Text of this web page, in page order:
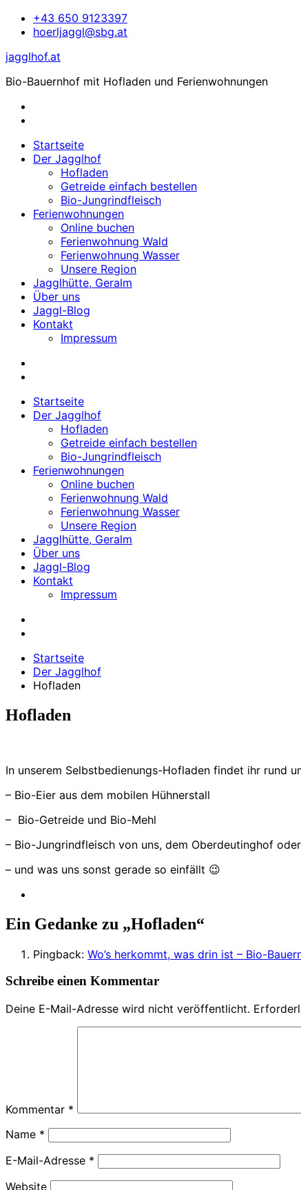
Zum
Inhalt
+43 650 9123397
hoerljaggl@sbg.at
jagglhof.at
Bio-Bauernhof mit Hofladen und Ferienwohnungen
Startseite
Der Jagglhof
Hofladen
Getreide einfach bestellen
Bio-Jungrindfleisch
Ferienwohnungen
Online buchen
Ferienwohnung Wald
Ferienwohnung Wasser
Unsere Region
Jagglhütte, Geralm
Über uns
Jaggl-Blog
Kontakt
Impressum
Startseite
Der Jagglhof
Hofladen
Getreide einfach bestellen
Bio-Jungrindfleisch
Ferienwohnungen
Online buchen
Ferienwohnung Wald
Ferienwohnung Wasser
Unsere Region
Jagglhütte, Geralm
Über uns
Jaggl-Blog
Kontakt
Impressum
Startseite
Der Jagglhof
Hofladen
Hofladen
In unserem Selbstbedienungs-Hofladen findet ihr rund
– Bio-Eier aus dem mobilen Hühnerstall
– Bio-Getreide und Bio-Mehl
– Bio-Jungrindfleisch von uns, dem Oberdeutinghof
– und was uns sonst gerade so einfällt 😉
Ein Gedanke zu „Hofladen“
Pingback: Wo’s herkommt, was drin ist – Bio-
Schreibe einen Kommentar
Deine E-Mail-Adresse wird nicht veröffentlicht.
Kommentar *
Name *
E-Mail-Adresse *
Website